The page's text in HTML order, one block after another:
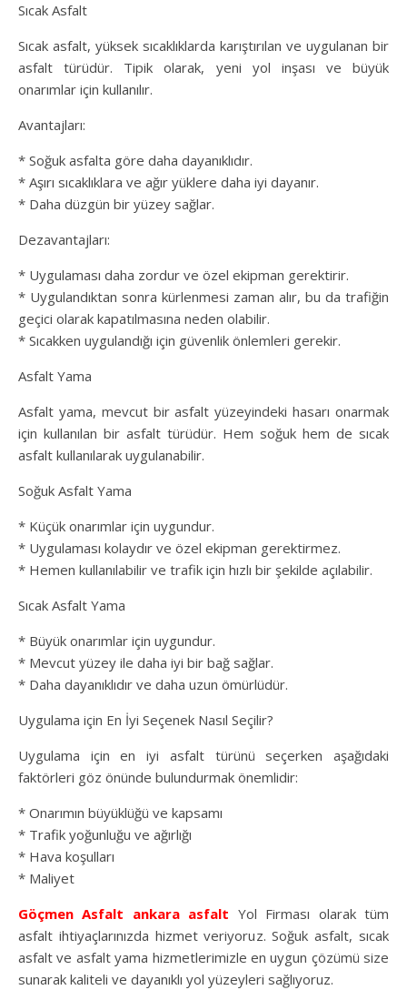
Sıcak Asfalt
Sıcak asfalt, yüksek sıcaklıklarda karıştırılan ve uygulanan bir
asfalt türüdür. Tipik olarak, yeni yol inşası ve büyük
onarımlar için kullanılır.
Avantajları:
* Soğuk asfalta göre daha dayanıklıdır.
* Aşırı sıcaklıklara ve ağır yüklere daha iyi dayanır.
* Daha düzgün bir yüzey sağlar.
Dezavantajları:
* Uygulaması daha zordur ve özel ekipman gerektirir.
* Uygulandıktan sonra kürlenmesi zaman alır, bu da trafiğin
geçici olarak kapatılmasına neden olabilir.
* Sıcakken uygulandığı için güvenlik önlemleri gerekir.
Asfalt Yama
Asfalt yama, mevcut bir asfalt yüzeyindeki hasarı onarmak
için kullanılan bir asfalt türüdür. Hem soğuk hem de sıcak
asfalt kullanılarak uygulanabilir.
Soğuk Asfalt Yama
* Küçük onarımlar için uygundur.
* Uygulaması kolaydır ve özel ekipman gerektirmez.
* Hemen kullanılabilir ve trafik için hızlı bir şekilde açılabilir.
Sıcak Asfalt Yama
* Büyük onarımlar için uygundur.
* Mevcut yüzey ile daha iyi bir bağ sağlar.
* Daha dayanıklıdır ve daha uzun ömürlüdür.
Uygulama için En İyi Seçenek Nasıl Seçilir?
Uygulama için en iyi asfalt türünü seçerken aşağıdaki
faktörleri göz önünde bulundurmak önemlidir:
* Onarımın büyüklüğü ve kapsamı
* Trafik yoğunluğu ve ağırlığı
* Hava koşulları
* Maliyet
Göçmen Asfalt ankara asfalt Yol Firması olarak tüm
asfalt ihtiyaçlarınızda hizmet veriyoruz. Soğuk asfalt, sıcak
asfalt ve asfalt yama hizmetlerimizle en uygun çözümü size
sunarak kaliteli ve dayanıklı yol yüzeyleri sağlıyoruz.